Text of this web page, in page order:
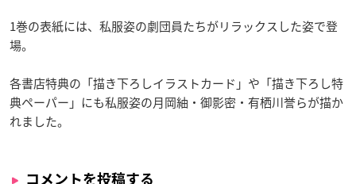
1巻の表紙には、私服姿の劇団員たちがリラックスした姿で登
場。
各書店特典の「描き下ろしイラストカード」や「描き下ろし特
典ペーパー」にも私服姿の月岡紬・御影密・有栖川誉らが描か
れました。
コメントを投稿する